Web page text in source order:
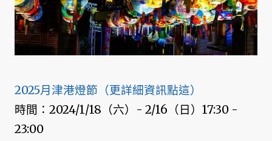
2025月津港燈節（更詳細資訊點這）
時間：2024/1/18（六）- 2/16（日）17:30 -
23:00